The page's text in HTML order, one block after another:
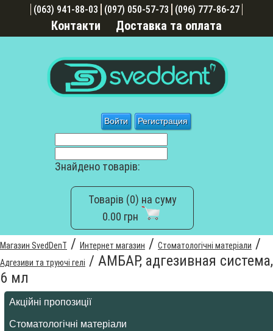
Войти Регистрация
(063) 941-88-03 (097) 050-57-73 (096) 777-86-27
Контакти Доставка та оплата
Знайдено товарів:
Товарів (0) на суму
0.00 грн
Магазин SvedDenT / Интернет магазин / Стоматологічні матеріали /
Адгезиви та труючі гелі / АМБАР, адгезивная система,
6 мл
Акційні пропозиції
Стоматологічні матеріали